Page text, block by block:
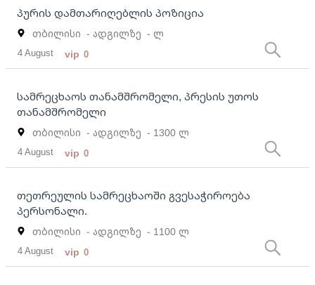
პურის დამთარიღებლის პოზიცია
თბილისი - ადგილზე - ლ
4 August vip 0
სამრეცხაოს თანამშრომელი, პრესის უთოს
თანამშრომელი
თბილისი - ადგილზე - 1300 ლ
4 August vip 0
თეთრეულის სამრეცხაოში გვესაჭიროება
პერსონალი.
თბილისი - ადგილზე - 1100 ლ
4 August vip 0